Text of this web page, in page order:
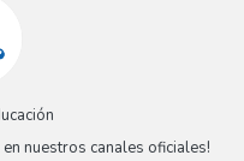
nuestros canales oficiales!